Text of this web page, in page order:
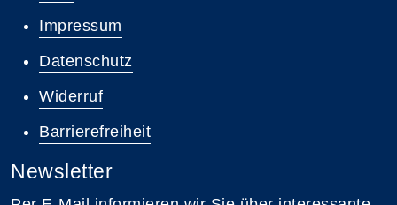
Impressum
Datenschutz
Widerruf
Barrierefreiheit
Newsletter